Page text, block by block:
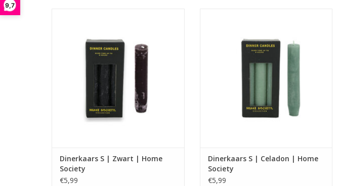
9,7
TOEVOEGEN AAN WINKELWAGEN
Dinerkaars S | Zwart | Home
Society
€5,99
TOEVOEGEN AAN WINKELWAGEN
Dinerkaars S | Celadon | Home
Society
€5,99